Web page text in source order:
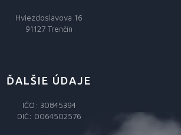
Hviezdoslavova 16
91127 Trenčín
ĎALŠIE ÚDAJE
IČO: 30845394
DIČ: 0064502576